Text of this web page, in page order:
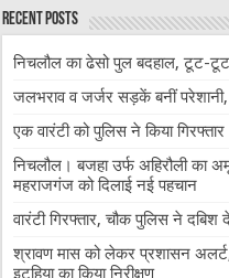
Recent Posts
निचलौल का ढेसो पुल बदहाल, टूट-
जलभराव व जर्जर सड़कें बनीं परेशानी,
एक वारंटी को पुलिस ने किया गिरफ्तार
निचलौल। बजहा उर्फ अहिरौली का
महराजगंज को दिलाई नई पहचान
वारंटी गिरफ्तार, चौक पुलिस ने दबिश
श्रावण मास को लेकर प्रशासन
इटहिया का किया निरीक्षण